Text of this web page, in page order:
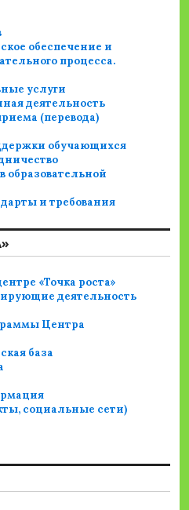
обеспечение и
процесса.
услуги
деятельность
(перевода)
обучающихся
образовательной
и требования
«Точка роста»
деятельность
Центра
база
социальные сети)